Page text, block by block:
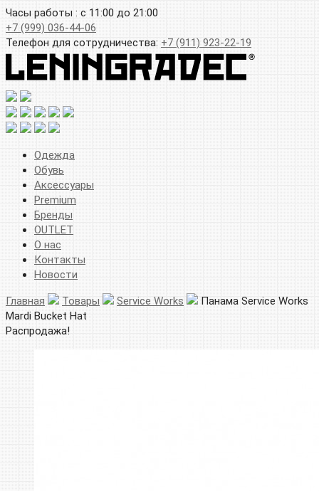
Часы работы : с 11:00 до 21:00
+7 (999) 036-44-06
Телефон для сотрудничества: +7 (911) 923-22-19
Одежда
Обувь
Аксессуары
Premium
Бренды
OUTLET
О нас
Контакты
Новости
Главная Товары Service Works
Панама Service Works
Mardi Bucket Hat
Распродажа!